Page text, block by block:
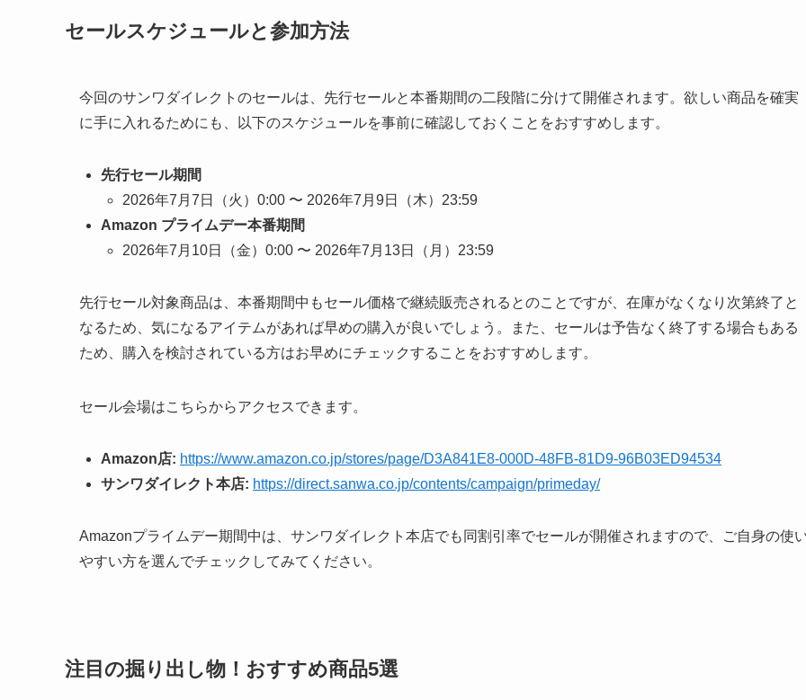
セールスケジュールと参加方法
今回のサンワダイレクトのセールは、先行セールと本番期間の二段階に分けて開催されます。欲しい商品を確実
に手に入れるためにも、以下のスケジュールを事前に確認しておくことをおすすめします。
先行セール期間
2026年7月7日（火）0:00 〜 2026年7月9日（木）23:59
Amazon プライムデー本番期間
2026年7月10日（金）0:00 〜 2026年7月13日（月）23:59
先行セール対象商品は、本番期間中もセール価格で継続販売されるとのことですが、在庫がなくなり次第終了と
なるため、気になるアイテムがあれば早めの購入が良いでしょう。また、セールは予告なく終了する場合もある
ため、購入を検討されている方はお早めにチェックすることをおすすめします。
セール会場はこちらからアクセスできます。
Amazon店: https://www.amazon.co.jp/stores/page/D3A841E8-000D-48FB-81D9-96B03ED94534
サンワダイレクト本店: https://direct.sanwa.co.jp/contents/campaign/primeday/
Amazonプライムデー期間中は、サンワダイレクト本店でも同割引率でセールが開催されますので、ご自身の使
やすい方を選んでチェックしてみてください。
注目の掘り出し物！おすすめ商品5選